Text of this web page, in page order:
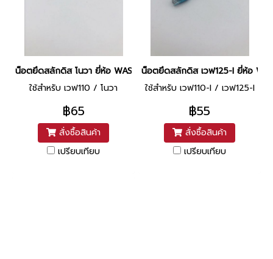
น็อตยึดสลักดิส โนวา ยี่ห้อ WASHI
ใช้สำหรับ เวฟ110 / โนวา
฿65
สั่งซื้อสินค้า
เปรียบเทียบ
น็อตยึดสลักดิส เวฟ125-I ยี่ห้อ
ใช้สำหรับ เวฟ110-I / เวฟ125-I
฿55
สั่งซื้อสินค้า
เปรียบเทียบ